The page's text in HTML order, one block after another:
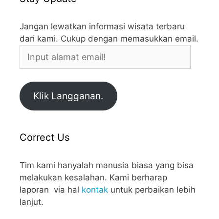
Jangan lewatkan informasi wisata terbaru
dari kami. Cukup dengan memasukkan email.
alamat
Klik Langganan.
Correct Us
Tim kami hanyalah manusia biasa yang bisa
melakukan kesalahan. Kami berharap
laporan via hal kontak untuk perbaikan lebih
lanjut.